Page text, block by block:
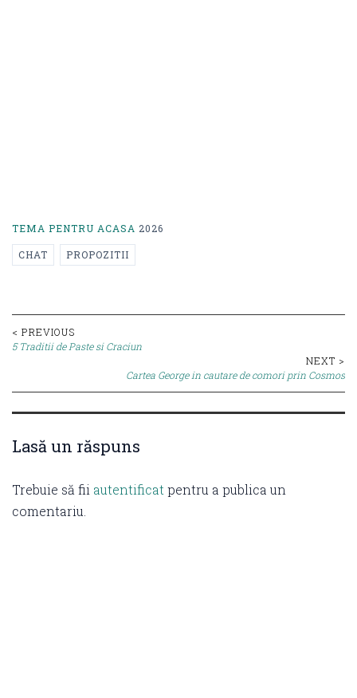
TEMA PENTRU ACASA 2026
CHAT PROPOZITII
Post
navigation
< PREVIOUS
5 Traditii de Paste si Craciun
NEXT >
Cartea George in cautare de comori prin Cosmos
Lasă un răspuns
Trebuie să fii autentificat pentru a publica un
comentariu.